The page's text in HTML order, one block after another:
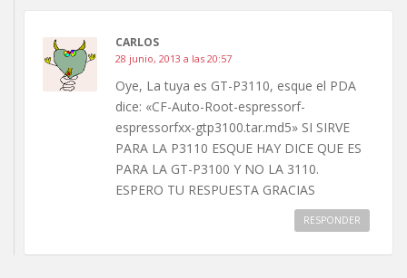
CARLOS
28 junio, 2013 a las 20:57
Oye, La tuya es GT-P3110, esque el PDA
dice: «CF-Auto-Root-espressorf-
espressorfxx-gtp3100.tar.md5» SI SIRVE
PARA LA P3110 ESQUE HAY DICE QUE ES
PARA LA GT-P3100 Y NO LA 3110.
ESPERO TU RESPUESTA GRACIAS
RESPONDER